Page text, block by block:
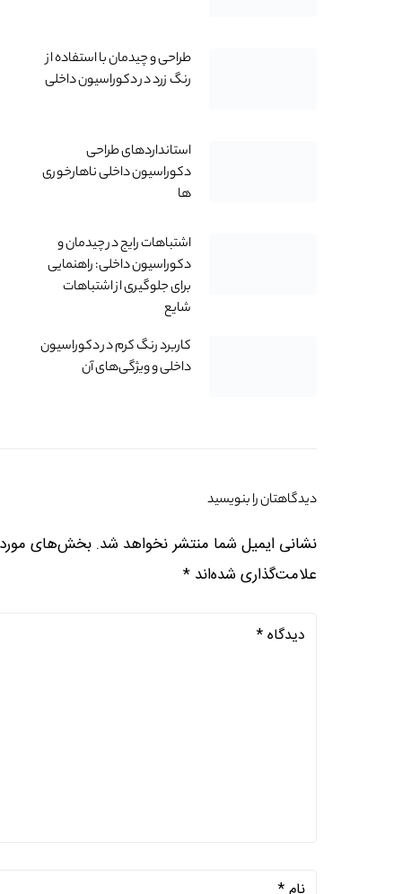
طراحی و چیدمان با استفاده از
رنگ زرد در دکوراسیون داخلی
استانداردهای طراحی
دکوراسیون داخلی ناهارخوری
ها
اشتباهات رایج در چیدمان و
دکوراسیون داخلی: راهنمایی
برای جلوگیری از اشتباهات
شایع
کاربرد رنگ کرم در دکوراسیون
داخلی و ویژگی‌های آن
دیدگاهتان را بنویسید
نشانی ایمیل شما منتشر نخواهد شد. بخش‌های
علامت‌گذاری شده‌اند *